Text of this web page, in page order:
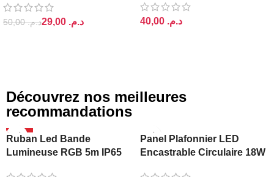
د.م.50,00 د.م. د.م.
Découvrez nos meilleures
recommandations
-20%
Ruban Led Bande
Lumineuse RGB 5m IP65
Panel Plafonnier LED
Encastrable Circulaire 18W